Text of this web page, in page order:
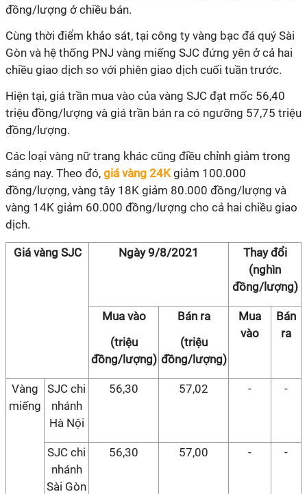
đồng/lượng ở chiều bán.
Cùng thời điểm khảo sát, tại công ty vàng bạc đá quý Sài
Gòn và hệ thống PNJ vàng miếng SJC đứng yên ở cả hai
chiều giao dịch so với phiên giao dịch cuối tuần trước.
Hiện tại, giá trần mua vào của vàng SJC đạt mốc 56,40
triệu đồng/lượng và giá trần bán ra có ngưỡng 57,75 triệu
đồng/lượng.
Các loại vàng nữ trang khác cũng điều chỉnh giảm trong
sáng nay. Theo đó, giá vàng 24Kgiảm 100.000
đồng/lượng, vàng tây 18K giảm 80.000 đồng/lượng và
vàng 14K giảm 60.000 đồng/lượng cho cả hai chiều giao
dịch.
Giá vàng SJC Ngày 9/8/2021
Thay đổi
(nghìn
đồng/lượng)
Mua vào
(triệu
đồng/lượng)
Bán ra
(triệu
đồng/lượng)
Mua
vào
Bán
ra
Vàng
miếng
SJC chi
nhánh
Hà Nội
56,30 57,02 - -
SJC chi
nhánh
Sài Gòn
56,30 57,00 - -